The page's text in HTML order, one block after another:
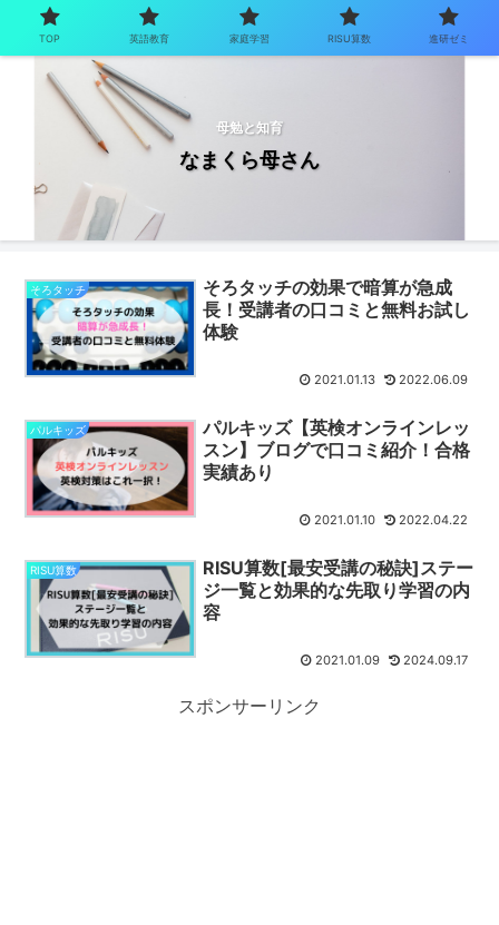
母勉と知育
なまくら母さん
そろタッチ
そろタッチの効果で暗算が急成
長！受講者の口コミと無料お試し
体験
2021.01.13 2022.06.09
パルキッズ
パルキッズ【英検オンラインレッ
スン】ブログで口コミ紹介！合格
実績あり
2021.01.10 2022.04.22
RISU算数
RISU算数[最安受講の秘訣]ステー
ジ一覧と効果的な先取り学習の内
容
2021.01.09 2024.09.17
スポンサーリンク
TOP 英語教育 家庭学習 RISU算数 進研ゼミ